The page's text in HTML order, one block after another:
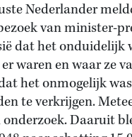
Nederlander
van minister-
dat het onduidelijk
waren en waar ze
het onmogelijk
te verkrijgen.
onderzoek. Daaruit